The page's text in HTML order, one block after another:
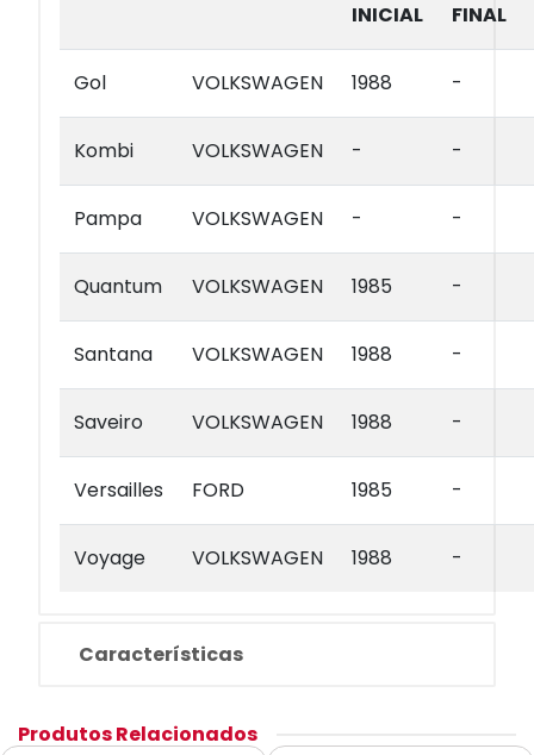
INICIAL
FINAL
Gol VOLKSWAGEN 1988 -
Kombi VOLKSWAGEN - -
Pampa VOLKSWAGEN - -
Quantum VOLKSWAGEN 1985 -
Santana VOLKSWAGEN 1988 -
Saveiro VOLKSWAGEN 1988 -
Versailles FORD 1985 -
Voyage VOLKSWAGEN 1988 -
Características
Produtos Relacionados